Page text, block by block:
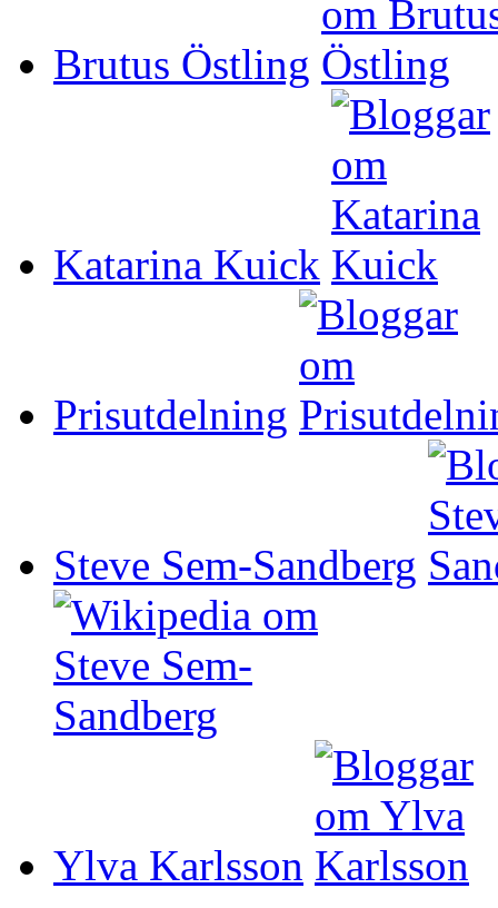
Brutus Östling
Katarina Kuick
Prisutdelning
Steve Sem-Sandberg
Ylva Karlsson